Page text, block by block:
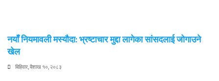
नयाँ नियमावली मस्यौदा: भ्रष्टाचार मुद्दा लागेका सांसदलाई जोगाउने
खेल
बिहिवार, बैशाख १०, २०८३